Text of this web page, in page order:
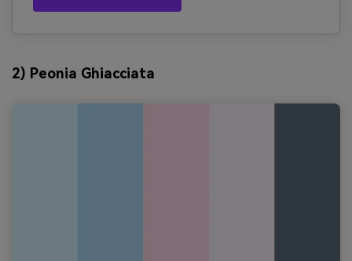
2) Peonia Ghiacciata